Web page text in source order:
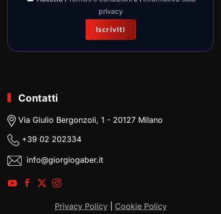
privacy
Iscriviti
Contatti
Via Giulio Bergonzoli, 1 - 20127 Milano
+39 02 202334
info@giorgiogaber.it
Privacy Policy| Cookie Policy